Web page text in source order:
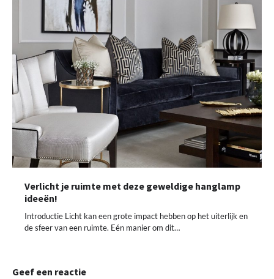
Verlicht je ruimte met deze geweldige hanglamp
ideeën!
Introductie Licht kan een grote impact hebben op het uiterlijk en
de sfeer van een ruimte. Eén manier om dit…
Geef een reactie